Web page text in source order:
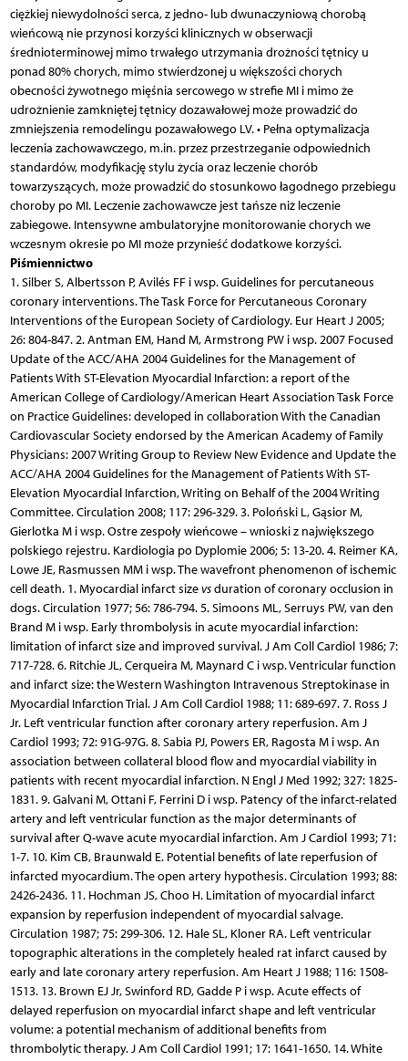
ciężkiej niewydolności serca, z jedno- lub dwunaczyniową chorobą
wieńcową nie przynosi korzyści klinicznych w obserwacji
średnioterminowej mimo trwałego utrzymania drożności tętnicy u
ponad 80% chorych, mimo stwierdzonej u większości chorych
obecności żywotnego mięśnia sercowego w strefie MI i mimo że
udrożnienie zamkniętej tętnicy dozawałowej może prowadzić do
zmniejszenia remodelingu pozawałowego LV. • Pełna optymalizacja
leczenia zachowawczego, m.in. przez przestrzeganie odpowiednich
standardów, modyfikację stylu życia oraz leczenie chorób
towarzyszących, może prowadzić do stosunkowo łagodnego przebiegu
choroby po MI. Leczenie zachowawcze jest tańsze niż leczenie
zabiegowe. Intensywne ambulatoryjne monitorowanie chorych we
wczesnym okresie po MI może przynieść dodatkowe korzyści.
Piśmiennictwo
1. Silber S, Albertsson P, Avilés FF i wsp. Guidelines for percutaneous
coronary interventions. The Task Force for Percutaneous Coronary
Interventions of the European Society of Cardiology. Eur Heart J 2005;
26: 804-847. 2. Antman EM, Hand M, Armstrong PW i wsp. 2007 Focused
Update of the ACC/AHA 2004 Guidelines for the Management of
Patients With ST-Elevation Myocardial Infarction: a report of the
American College of Cardiology/American Heart Association Task Force
on Practice Guidelines: developed in collaboration With the Canadian
Cardiovascular Society endorsed by the American Academy of Family
Physicians: 2007 Writing Group to Review New Evidence and Update the
ACC/AHA 2004 Guidelines for the Management of Patients With ST-
Elevation Myocardial Infarction, Writing on Behalf of the 2004 Writing
Committee. Circulation 2008; 117: 296-329. 3. Poloński L, Gąsior M,
Gierlotka M i wsp. Ostre zespoły wieńcowe – wnioski z największego
polskiego rejestru. Kardiologia po Dyplomie 2006; 5: 13-20. 4. Reimer KA,
Lowe JE, Rasmussen MM i wsp. The wavefront phenomenon of ischemic
cell death. 1. Myocardial infarct sizevsduration of coronary occlusion in
dogs. Circulation 1977; 56: 786-794. 5. Simoons ML, Serruys PW, van den
Brand M i wsp. Early thrombolysis in acute myocardial infarction:
limitation of infarct size and improved survival. J Am Coll Cardiol 1986; 7:
717-728. 6. Ritchie JL, Cerqueira M, Maynard C i wsp. Ventricular function
and infarct size: the Western Washington Intravenous Streptokinase in
Myocardial Infarction Trial. J Am Coll Cardiol 1988; 11: 689-697. 7. Ross J
Jr. Left ventricular function after coronary artery reperfusion. Am J
Cardiol 1993; 72: 91G-97G. 8. Sabia PJ, Powers ER, Ragosta M i wsp. An
association between collateral blood flow and myocardial viability in
patients with recent myocardial infarction. N Engl J Med 1992; 327: 1825-
1831. 9. Galvani M, Ottani F, Ferrini D i wsp. Patency of the infarct-related
artery and left ventricular function as the major determinants of
survival after Q-wave acute myocardial infarction. Am J Cardiol 1993; 71:
1-7. 10. Kim CB, Braunwald E. Potential benefits of late reperfusion of
infarcted myocardium. The open artery hypothesis. Circulation 1993; 88:
2426-2436. 11. Hochman JS, Choo H. Limitation of myocardial infarct
expansion by reperfusion independent of myocardial salvage.
Circulation 1987; 75: 299-306. 12. Hale SL, Kloner RA. Left ventricular
topographic alterations in the completely healed rat infarct caused by
early and late coronary artery reperfusion. Am Heart J 1988; 116: 1508-
1513. 13. Brown EJ Jr, Swinford RD, Gadde P i wsp. Acute effects of
delayed reperfusion on myocardial infarct shape and left ventricular
volume: a potential mechanism of additional benefits from
thrombolytic therapy. J Am Coll Cardiol 1991; 17: 1641-1650. 14. White